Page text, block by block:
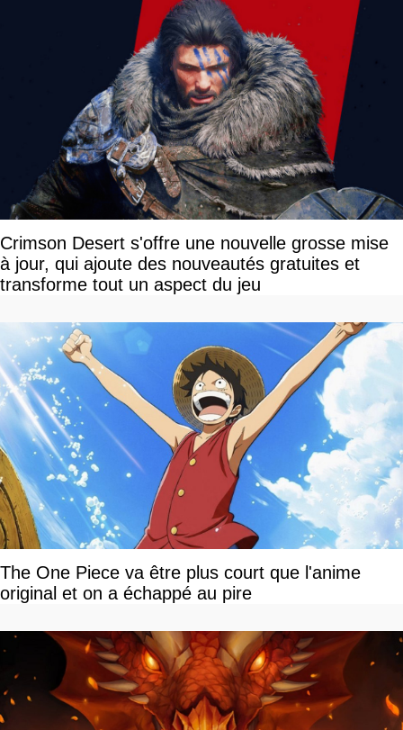
Crimson Desert s'offre une nouvelle grosse mise
à jour, qui ajoute des nouveautés gratuites et
transforme tout un aspect du jeu
The One Piece va être plus court que l'anime
original et on a échappé au pire